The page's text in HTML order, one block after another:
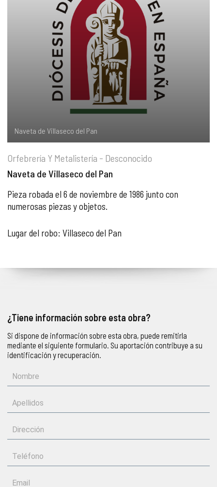
Naveta de Villaseco del Pan
Orfebrería Y Metalistería - Desconocido
Naveta de Villaseco del Pan
Pieza robada el 6 de noviembre de 1986 junto con
numerosas piezas y objetos.
Lugar del robo: Villaseco del Pan
¿Tiene información sobre esta obra?
Si dispone de información sobre esta obra, puede remitirla
mediante el siguiente formulario. Su aportación contribuye a su
identificación y recuperación.
DOCTRINA DE LA IGLESIA
PORTAL DE TRANSPARENCIA
RENDICIÓN CUENTAS ENTIDADES RELIGIOSAS
PREGUNTAS FRECUENTES
PASTORAL SAMARITANA
CENTROS SOCIALES
APOSTOLADO SEGLAR
VIDA CONSAGRADA